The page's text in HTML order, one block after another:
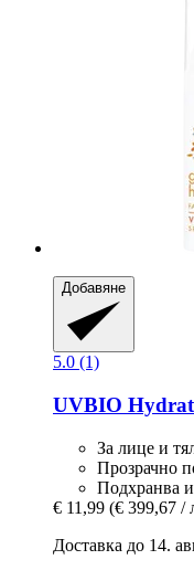
Добавяне
5.0 (1)
UVBIO
За лице и
Прозрачно
Подхранва
€ 11,99 (€ 399,67 /
Доставка до 14.